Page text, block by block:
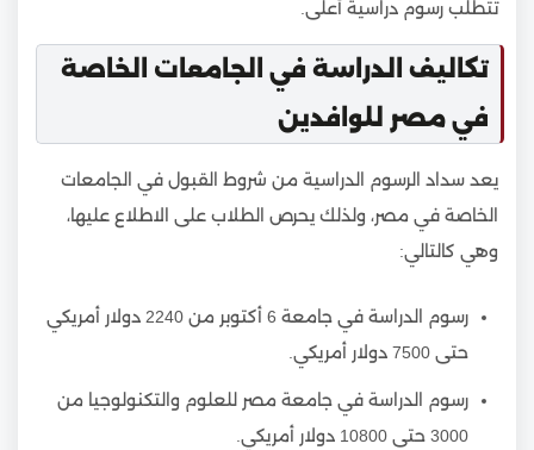
تتطلب رسوم دراسية أعلى.
تكاليف الدراسة في الجامعات الخاصة
في مصر للوافدين
يعد سداد الرسوم الدراسية من شروط القبول في الجامعات
الخاصة في مصر، ولذلك يحرص الطلاب على الاطلاع عليها،
وهي كالتالي:
رسوم الدراسة في جامعة 6 أكتوبر من 2240 دولار أمريكي
حتى 7500 دولار أمريكي.
رسوم الدراسة في جامعة مصر للعلوم والتكنولوجيا من
3000 حتى 10800 دولار أمريكي.